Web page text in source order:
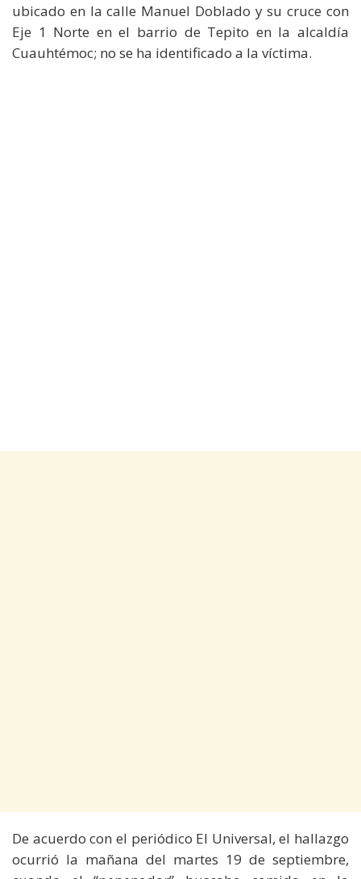
ubicado en la calle Manuel Doblado y su cruce con
Eje 1 Norte en el barrio de Tepito en la alcaldía
Cuauhtémoc; no se ha identificado a la víctima.
De acuerdo con el periódico El Universal, el hallazgo
ocurrió la mañana del martes 19 de septiembre,